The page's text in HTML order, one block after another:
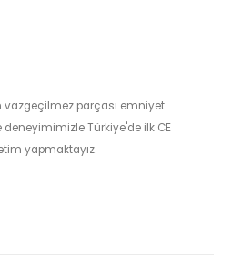
vazgeçilmez parçası emniyet
deneyimimizle Türkiye'de ilk CE
yapmaktayız.